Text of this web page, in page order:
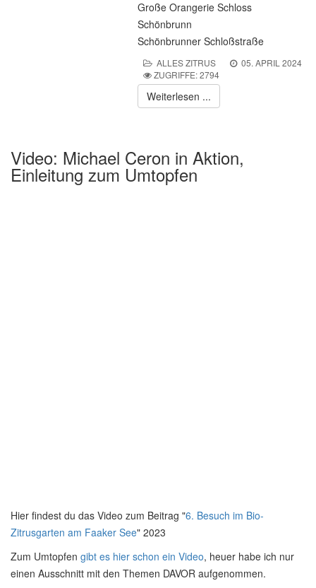
Große Orangerie Schloss
Schönbrunn
Schönbrunner Schloßstraße
ALLES ZITRUS
05. APRIL 2024
ZUGRIFFE: 2794
Weiterlesen ...
Video: Michael Ceron in Aktion,
Einleitung zum Umtopfen
Hier findest du das Video zum Beitrag "6. Besuch im Bio-
Zitrusgarten am Faaker See" 2023
Zum Umtopfen gibt es hier schon ein Video, heuer habe ich nur
einen Ausschnitt mit den Themen DAVOR aufgenommen.